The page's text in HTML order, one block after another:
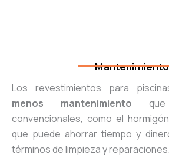
Mantenimiento
Los revestimientos para
menos mantenimiento que
convencionales, como el
que puede ahorrar tiempo y
términos de limpieza y reparaciones.